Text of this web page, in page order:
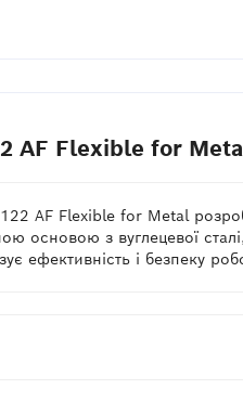
AF Flexible for
AF Flexible for Metal
основою з вуглецевої
ефективність і безпеку